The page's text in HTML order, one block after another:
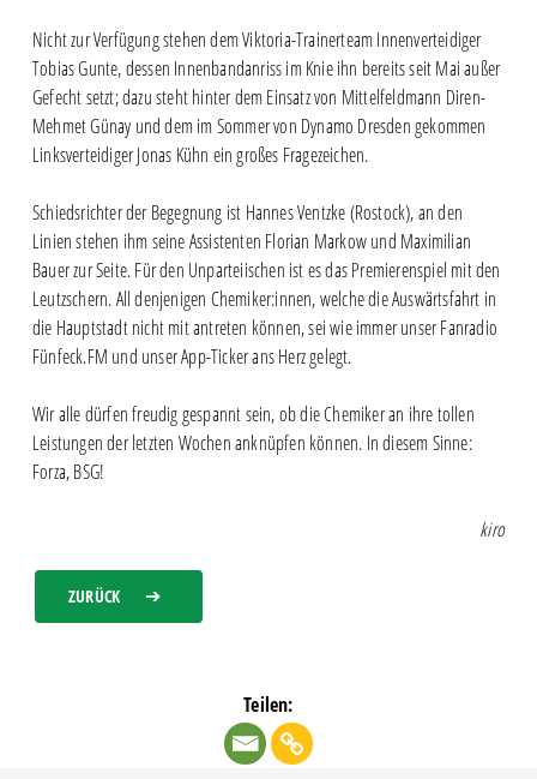
Nicht zur Verfügung stehen dem Viktoria-Trainerteam Innenverteidiger
Tobias Gunte, dessen Innenbandanriss im Knie ihn bereits seit Mai außer
Gefecht setzt; dazu steht hinter dem Einsatz von Mittelfeldmann Diren-
Mehmet Günay und dem im Sommer von Dynamo Dresden gekommen
Linksverteidiger Jonas Kühn ein großes Fragezeichen.
Schiedsrichter der Begegnung ist Hannes Ventzke (Rostock), an den
Linien stehen ihm seine Assistenten Florian Markow und Maximilian
Bauer zur Seite. Für den Unparteiischen ist es das Premierenspiel mit den
Leutzschern. All denjenigen Chemiker:innen, welche die Auswärtsfahrt in
die Hauptstadt nicht mit antreten können, sei wie immer unser Fanradio
Fünfeck.FM und unser App-Ticker ans Herz gelegt.
Wir alle dürfen freudig gespannt sein, ob die Chemiker an ihre tollen
Leistungen der letzten Wochen anknüpfen können. In diesem Sinne:
Forza, BSG!
kiro
ZURÜCK
Teilen: